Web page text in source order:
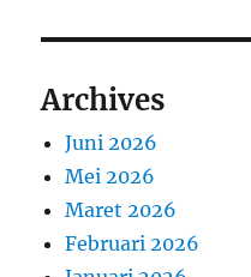
Archives
Juni 2026
Mei 2026
Maret 2026
Februari 2026